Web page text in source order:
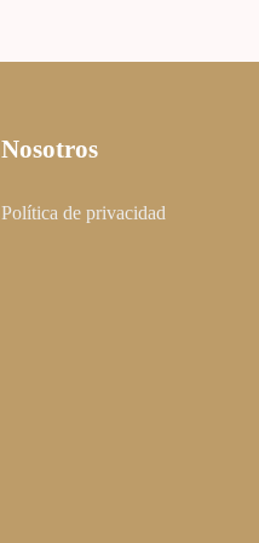
Nosotros
Política de privacidad